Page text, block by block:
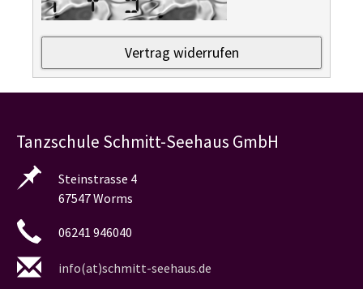
Tanzschule Schmitt-Seehaus GmbH
Steinstrasse 4
67547 Worms
06241 946040
info(at)schmitt-seehaus.de